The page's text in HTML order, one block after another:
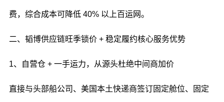
费，综合成本可降低 40% 以上百运网。
二、韬博供应链旺季锁价 + 稳定履约核心服务优势
1、自营仓 + 一手运力，从源头杜绝中间商加价
直接与头部船公司、美国本土快递商签订固定舱位、固定